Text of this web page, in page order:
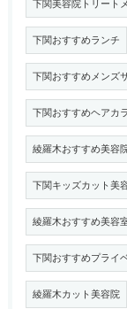
下関美容院トリート
下関おすすめランチ
下関おすすめメンズ
下関おすすめヘアカ
綾羅木おすすめ美容
下関キッズカット美
綾羅木おすすめ美容
下関おすすめプライ
綾羅木カット美容院